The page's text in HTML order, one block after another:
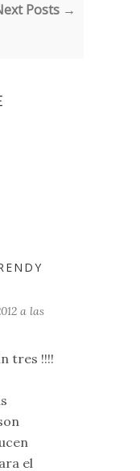
Posts →
a las
tres !!!!
el